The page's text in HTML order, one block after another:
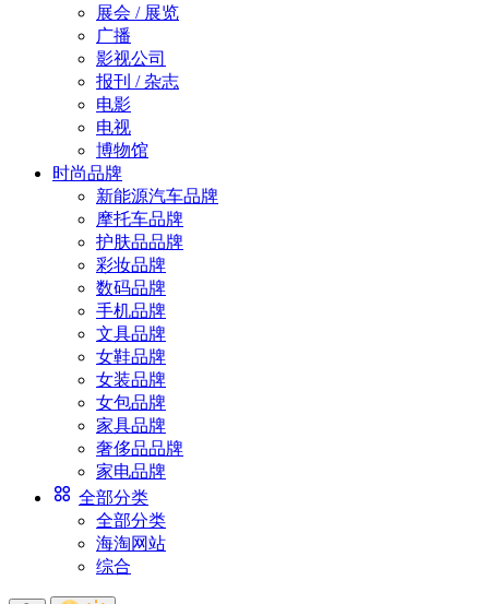
展会 / 展览
广播
影视公司
报刊 / 杂志
电影
电视
博物馆
时尚品牌
新能源汽车品牌
摩托车品牌
护肤品品牌
彩妆品牌
数码品牌
手机品牌
文具品牌
女鞋品牌
女装品牌
女包品牌
家具品牌
奢侈品品牌
家电品牌
全部分类
全部分类
海淘网站
综合